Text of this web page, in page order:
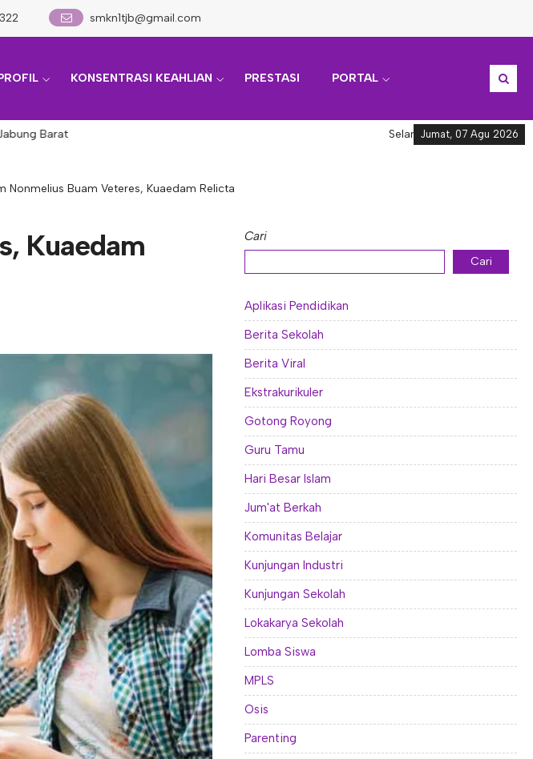
smkn1tjb@gmail.com
KONSENTRASI KEAHLIAN PRESTASI PORTAL
Jumat, 07 Agu 2026
Selamat datang di Informasi
Barat
Nonmelius Buam Veteres, Kuaedam Relicta
Kuaedam
Cari
Cari
Aplikasi Pendidikan
Berita Sekolah
Berita Viral
Ekstrakurikuler
Gotong Royong
Guru Tamu
Hari Besar Islam
Jum'at Berkah
Komunitas Belajar
Kunjungan Industri
Kunjungan Sekolah
Lokakarya Sekolah
Lomba Siswa
MPLS
Osis
Parenting